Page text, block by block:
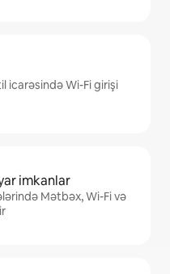
icarəsində Wi-Fi girişi
imkanlar
Mətbəx, Wi-Fi və